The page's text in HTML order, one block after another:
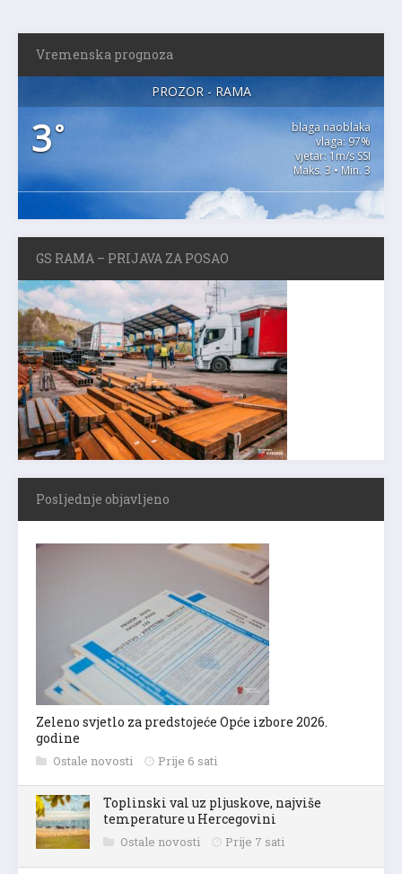
Vremenska prognoza
PROZOR - RAMA
3°
blaga naoblaka
vlaga: 97%
vjetar: 1m/s SSI
Maks. 3 • Min. 3
GS RAMA – PRIJAVA ZA POSAO
Posljednje objavljeno
Zeleno svjetlo za predstojeće Opće izbore 2026.
godine
Ostale novosti Prije 6 sati
Toplinski val uz pljuskove, najviše
temperature u Hercegovini
Ostale novosti Prije 7 sati